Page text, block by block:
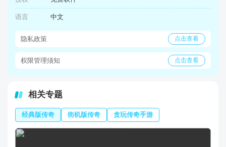
语言 中文
隐私政策 点击查看
权限管理须知 点击查看
相关专题
经典版传奇 街机版传奇 贪玩传奇手游